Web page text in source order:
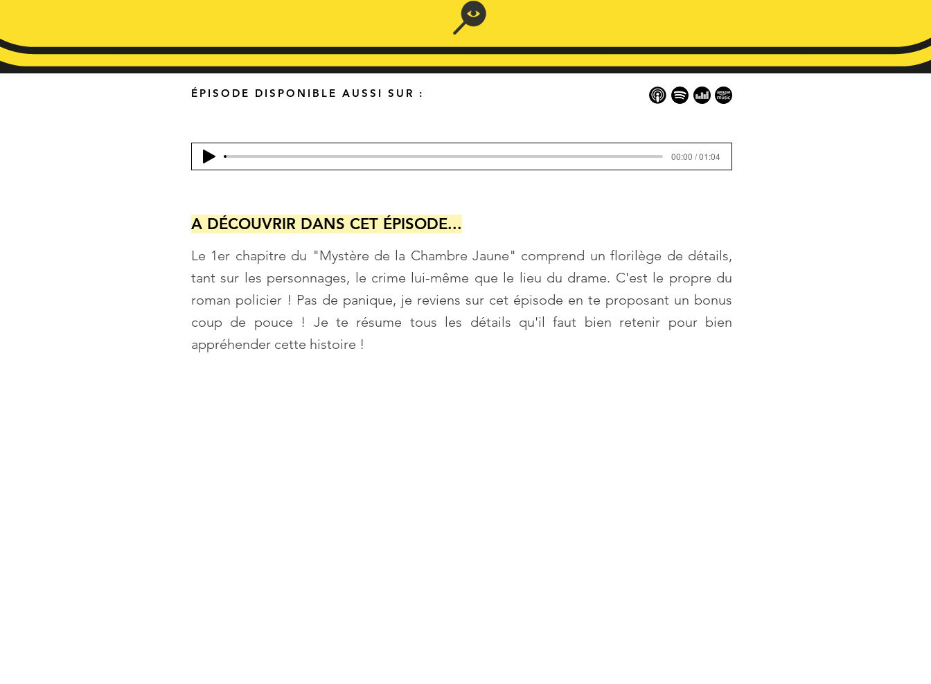
ÉPISODE DISPONIBLE AUSSI SUR :
00:00 / 01:04
A DÉCOUVRIR DANS CET ÉPISODE...
Le 1er chapitre du "Mystère de la Chambre Jaune" comprend un florilège de détails,
tant sur les personnages, le crime lui-même que le lieu du drame. C'est le propre du
roman policier ! Pas de panique, je reviens sur cet épisode en te proposant un bonus
coup de pouce ! Je te résume tous les détails qu'il faut bien retenir pour bien
appréhender cette histoire !